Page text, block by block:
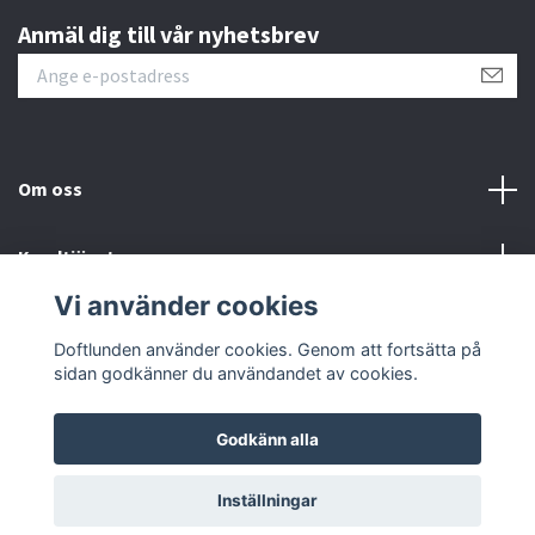
Anmäl dig till vår nyhetsbrev
Om oss
Kundtjänst
© 2026 Doftlunden
Vi använder cookies
Doftlunden använder cookies. Genom att fortsätta på
sidan godkänner du användandet av cookies.
Godkänn alla
Inställningar